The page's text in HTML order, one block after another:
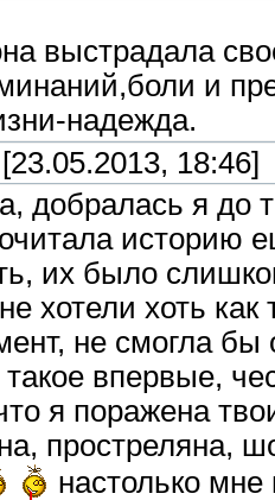
выстрадала
и
надежда.
18:46]
добралась я до
историю
их было
хотели хоть как
не смогла
впервые,
я поражена
простреляна,
настолько